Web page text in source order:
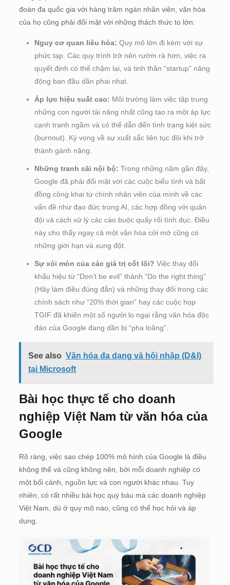
đoàn đa quốc gia với hàng trăm ngàn nhân viên, văn hóa
của họ cũng phải đối mặt với những thách thức to lớn:
Nguy cơ quan liêu hóa: Quy mô lớn đi kèm với sự
phức tạp. Các quy trình trở nên rườm rà hơn, việc ra
quyết định có thể chậm lại, và tinh thần “startup” năng
động ban đầu dần phai nhạt.
Áp lực hiệu suất cao: Môi trường làm việc tập trung
những con người tài năng nhất cũng tạo ra một áp lực
cạnh tranh ngầm và có thể dẫn đến tình trạng kiệt sức
(burnout). Kỳ vọng về sự xuất sắc liên tục đôi khi trở
thành gánh nặng.
Những tranh cãi nội bộ: Trong những năm gần đây,
Google đã phải đối mặt với các cuộc biểu tình và bất
đồng công khai từ chính nhân viên của mình về các
vấn đề như đạo đức trong AI, các hợp đồng với quân
đội và cách xử lý các cáo buộc quấy rối tình dục. Điều
này cho thấy ngay cả một văn hóa cởi mở cũng có
những giới hạn và xung đột.
Sự xói mòn của các giá trị cốt lõi? Việc thay đổi
khẩu hiệu từ “Don’t be evil” thành “Do the right thing”
(Hãy làm điều đúng đắn) và những thay đổi trong các
chính sách như “20% thời gian” hay các cuộc họp
TGIF đã khiến một số người lo ngại rằng văn hóa độc
đáo của Google đang dần bị “pha loãng”.
See also Văn hóa đa dạng và hội nhập (D&I)
tại Microsoft
Bài học thực tế cho doanh
nghiệp Việt Nam từ văn hóa của
Google
Rõ ràng, việc sao chép 100% mô hình của Google là điều
không thể và cũng không nên, bởi mỗi doanh nghiệp có
một bối cảnh, nguồn lực và con người khác nhau. Tuy
nhiên, có rất nhiều bài học quý báu mà các doanh nghiệp
Việt Nam, dù ở quy mô nào, cũng có thể học hỏi và áp
dụng.